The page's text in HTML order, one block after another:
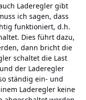
Laderegler gibt
ich sagen, dass
funktioniert, d.h.
Dies führt dazu,
dann bricht die
schaltet die Last
der Laderegler
ständig ein- und
Laderegler keine